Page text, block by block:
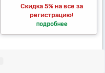
Скидка 5% на все за
регистрацию!
подробнее